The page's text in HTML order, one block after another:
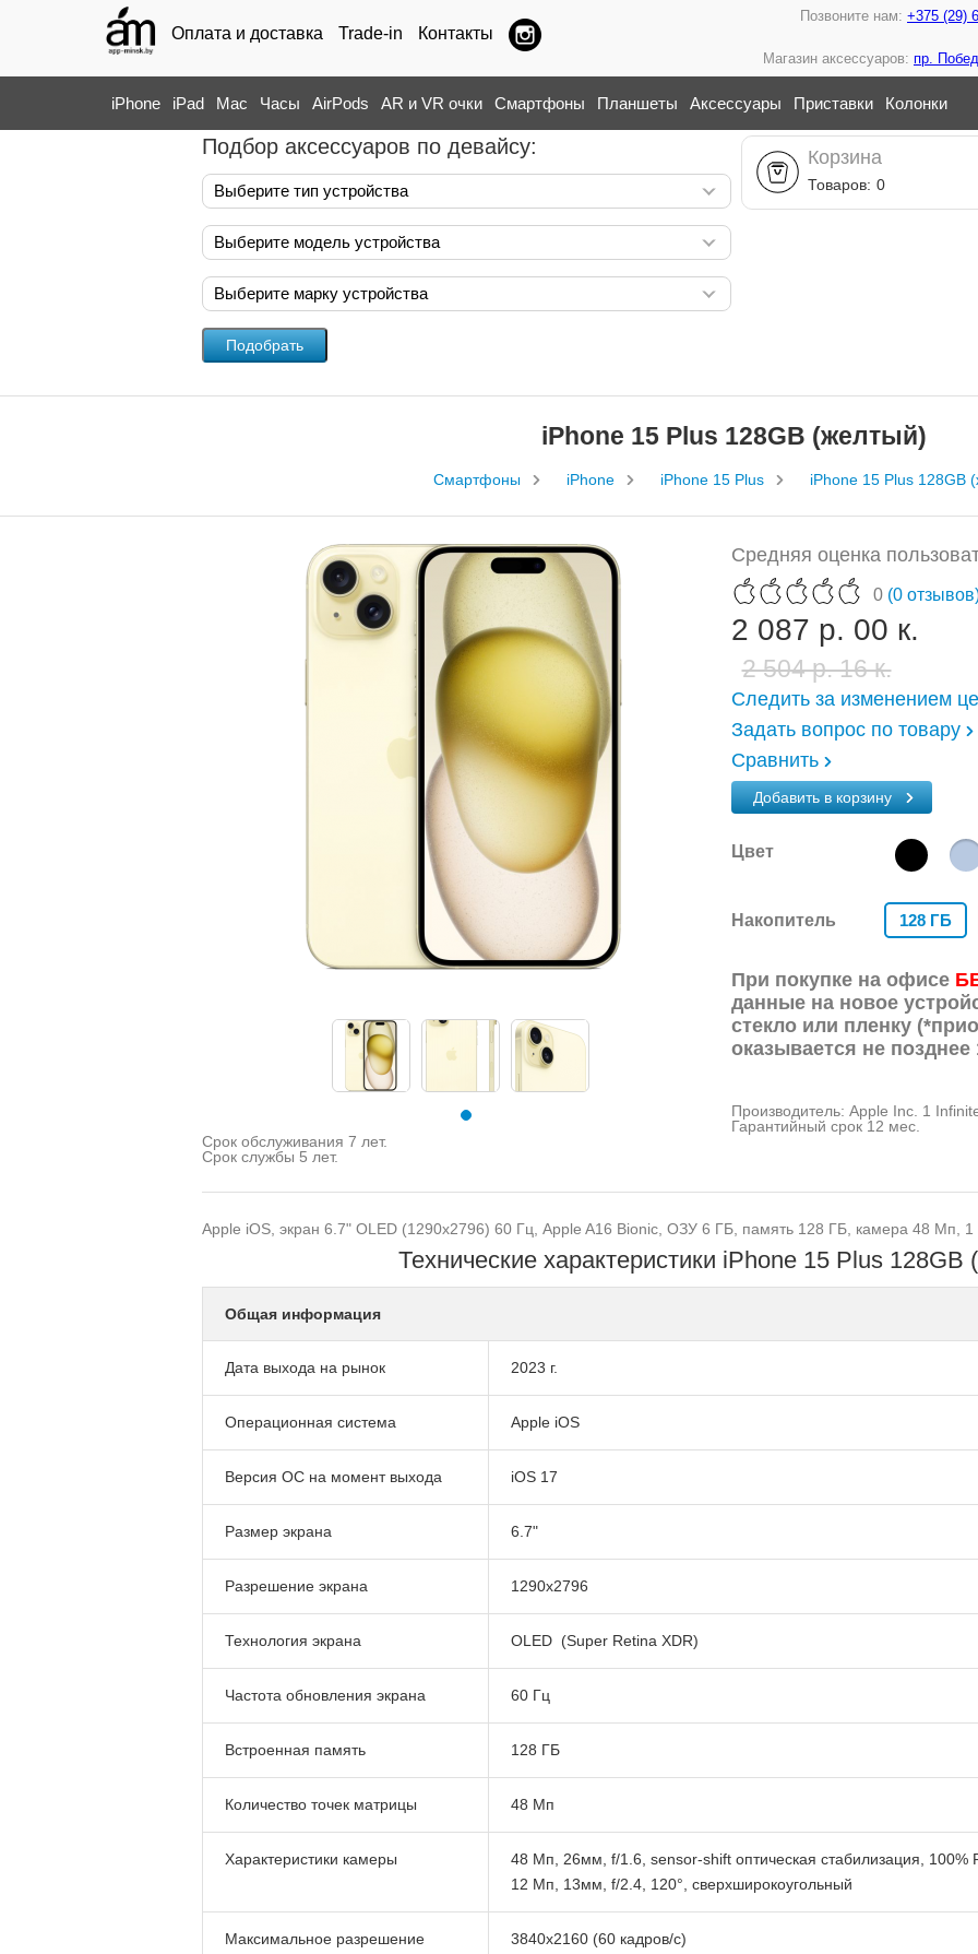
Оплата и доставка Trade-in Контакты
Позвоните нам: +375 (29)
Магазин аксессуаров: пр.
iPhone iPad Mac Часы AirPods AR и VR очки Смартфоны Планшеты Аксессуары Приставки Колонки
Подбор аксессуаров по девайсу:
Выберите тип устройства
Выберите модель устройства
Выберите марку устройства
Корзина
Товаров: 0
iPhone 15 Plus 128GB (желтый)
Смартфоны iPhone iPhone 15 Plus iPhone 15 Plus 128GB
Средняя оценка
0 (0
2 087 р. 00 к.
2 504 р. 16 к.
Следить за изменением
Задать вопрос по товару
Сравнить
Добавить в корзину
Цвет
Накопитель 128 ГБ
При покупке на офисе
данные на новое
стекло или пленку
оказывается не позднее
Производитель: Apple Inc. 1
Гарантийный срок 12 мес.
Срок обслуживания 7 лет.
Срок службы 5 лет.
Apple iOS, экран 6.7" OLED (1290x2796) 60 Гц, Apple A16 Bionic, ОЗУ 6 ГБ, память 128 ГБ, камера 48 Мп,
Технические характеристики iPhone 15 Plus 128GB
Общая информация
Дата выхода на рынок 2023 г.
Операционная система Apple iOS
Версия ОС на момент выхода iOS 17
Размер экрана 6.7"
Разрешение экрана 1290x2796
Технология экрана OLED (Super Retina XDR)
Частота обновления экрана 60 Гц
Встроенная память 128 ГБ
Количество точек матрицы 48 Мп
Характеристики камеры
48 Мп, 26мм, f/1.6, sensor‑shift оптическая стабилизация, 100%
12 Мп, 13мм, f/2.4, 120°, сверхширокоугольный
Максимальное разрешение
3840x2160 (60 кадров/с)